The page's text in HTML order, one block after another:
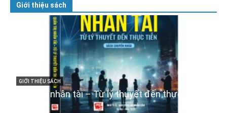
Giới thiệu sách
GIỚI THIỆU SÁCH
Cuốn sách “Tuyệt đối trung thành với Tổ quốc,
với Đảng, Nhà nước và Nhân dân – Sáng ngời
tư cách người Công an cách mạng”